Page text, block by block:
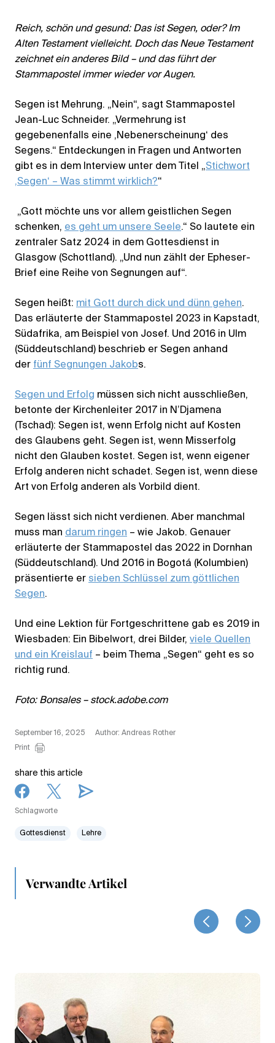
Reich, schön und gesund: Das ist Segen, oder? Im
Alten Testament vielleicht. Doch das Neue Testament
zeichnet ein anderes Bild – und das führt der
Stammapostel immer wieder vor Augen.
Segen ist Mehrung. „Nein“, sagt Stammapostel
Jean-Luc Schneider. „Vermehrung ist
gegebenenfalls eine ,Nebenerscheinung‘ des
Segens.“ Entdeckungen in Fragen und Antworten
gibt es in dem Interview unter dem Titel „Stichwort
,Segen‘ – Was stimmt wirklich?“
„Gott möchte uns vor allem geistlichen Segen
schenken, es geht um unsere Seele.“ So lautete ein
zentraler Satz 2024 in dem Gottesdienst in
Glasgow (Schottland). „Und nun zählt der Epheser-
Brief eine Reihe von Segnungen auf“.
Segen heißt: mit Gott durch dick und dünn gehen.
Das erläuterte der Stammapostel 2023 in Kapstadt,
Südafrika, am Beispiel von Josef. Und 2016 in Ulm
(Süddeutschland) beschrieb er Segen anhand
der fünf Segnungen Jakobs.
Segen und Erfolg müssen sich nicht ausschließen,
betonte der Kirchenleiter 2017 in N’Djamena
(Tschad): Segen ist, wenn Erfolg nicht auf Kosten
des Glaubens geht. Segen ist, wenn Misserfolg
nicht den Glauben kostet. Segen ist, wenn eigener
Erfolg anderen nicht schadet. Segen ist, wenn diese
Art von Erfolg anderen als Vorbild dient.
Segen lässt sich nicht verdienen. Aber manchmal
muss man darum ringen – wie Jakob. Genauer
erläuterte der Stammapostel das 2022 in Dornhan
(Süddeutschland). Und 2016 in Bogotá (Kolumbien)
präsentierte er sieben Schlüssel zum göttlichen
Segen.
Und eine Lektion für Fortgeschrittene gab es 2019 in
Wiesbaden: Ein Bibelwort, drei Bilder, viele Quellen
und ein Kreislauf – beim Thema „Segen“ geht es so
richtig rund.
Foto: Bonsales – stock.adobe.com
September 16, 2025
Author: Andreas Rother
Print
share this article
Schlagworte
Gottesdienst Lehre
Verwandte Artikel